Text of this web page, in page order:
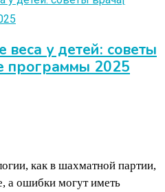
у детей: советы
программы 2025
как в шахматной партии,
а ошибки могут иметь